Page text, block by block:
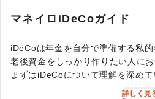
マネイロiDeCoガイド
iDeCoは年金を自分で準備する私的
老後資金をしっかり作りたい人にお
まずはiDeCoについて理解を深めて
詳しく見